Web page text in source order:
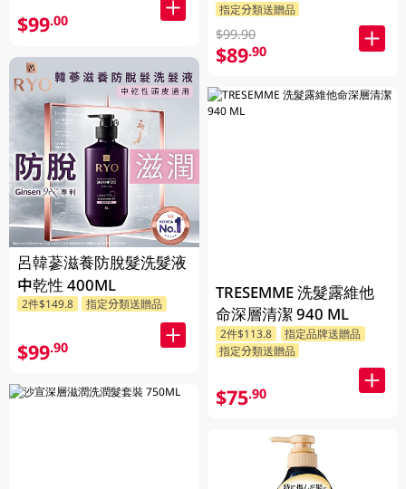
$99.00
呂韓蔘滋養防脫髮洗髮液
中乾性 400ML
2件$149.8 指定分類送贈品
$99.90
指定分類送贈品
$99.90
$89.90
TRESEMME 洗髮露維他
命深層清潔 940 ML
2件$113.8
指定品牌送贈品
指定分類送贈品
$75.90